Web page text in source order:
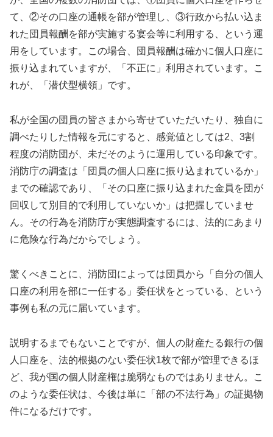
て、②その口座の通帳を部が管理し、③行政から払い込ま
れた団員報酬を部が実施する宴会等に利用する、という運
用をしています。この場合、団員報酬は確かに個人口座に
振り込まれていますが、「不正に」利用されています。こ
れが、「潜伏型横領」です。
私が全国の団員の皆さまから寄せていただいたり、独自に
調べたりした情報を元にすると、感覚値としては2、3割
程度の消防団が、未だそのように運用している印象です。
消防庁の調査は「団員の個人口座に振り込まれているか」
までの確認であり、「その口座に振り込まれた金員を団が
回収して別目的で利用していないか」は把握していませ
ん。その行為を消防庁が実態調査するには、法的にあまり
に危険な行為だからでしょう。
驚くべきことに、消防団によっては団員から「自分の個人
口座の利用を部に一任する」委任状をとっている、という
事例も私の元に届いています。
説明するまでもないことですが、個人の財産たる銀行の個
人口座を、法的根拠のない委任状1枚で部が管理できるほ
ど、我が国の個人財産権は脆弱なものではありません。こ
のような委任状は、今後は単に「部の不法行為」の証拠物
件になるだけです。